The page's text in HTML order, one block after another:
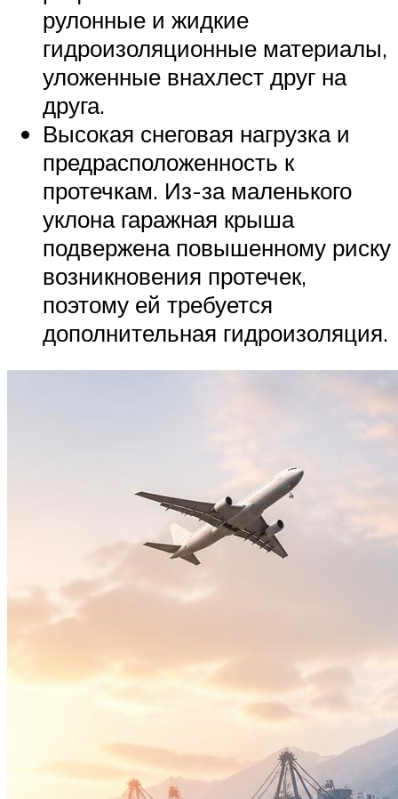
рулонные и жидкие
гидроизоляционные материалы,
уложенные внахлест друг на
друга.
Высокая снеговая нагрузка и
предрасположенность к
протечкам. Из-за маленького
уклона гаражная крыша
подвержена повышенному риску
возникновения протечек,
поэтому ей требуется
дополнительная гидроизоляция.